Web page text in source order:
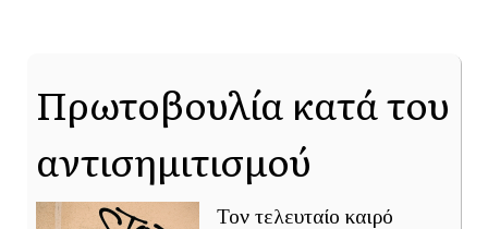
Πρωτοβουλία κατά του
αντισημιτισμού
Τον τελευταίο καιρό